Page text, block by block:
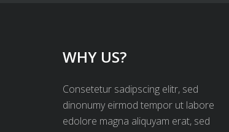
WHY US?
Consetetur sadipscing elitr, sed
dinonumy eirmod tempor ut labore
edolore magna aliquyam erat, sed